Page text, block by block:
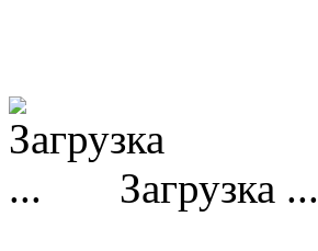
Загрузка ...